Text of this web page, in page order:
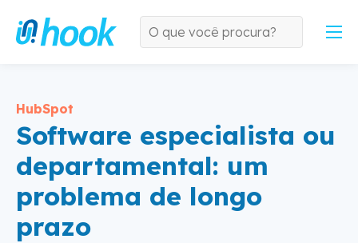
HubSpot
Software especialista ou
departamental: um
problema de longo
prazo